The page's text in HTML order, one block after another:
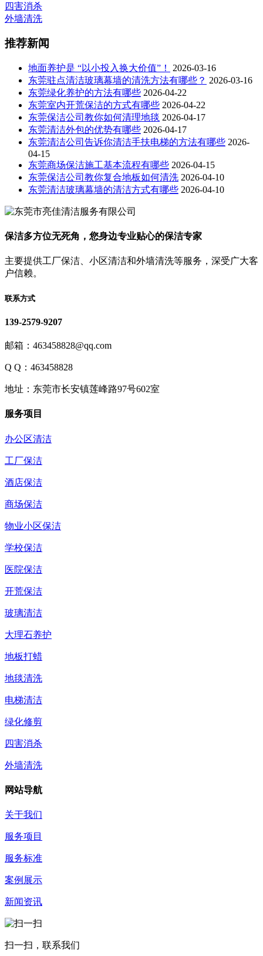
四害消杀
外墙清洗
推荐新闻
地面养护是 “以小投入换大价值”！
2026-03-16
东莞驻点清洁玻璃幕墙的清洗方法有哪些？ 2026-03-16
东莞绿化养护的方法有哪些 2026-04-22
东莞室内开荒保洁的方式有哪些 2026-04-22
东莞保洁公司教你如何清理地毯 2026-04-17
东莞清洁外包的优势有哪些 2026-04-17
东莞清洁公司告诉你清洁手扶电梯的方法有哪些 2026-
04-15
东莞商场保洁施工基本流程有哪些 2026-04-15
东莞保洁公司教你复合地板如何清洗 2026-04-10
东莞清洁玻璃幕墙的清洁方式有哪些 2026-04-10
保洁多方位无死角，您身边专业贴心的保洁专家
主要提供工厂保洁、小区清洁和外墙清洗等服务，深受广大客
户信赖。
联系方式
139-2579-9207
邮箱：463458828@qq.com
Q Q：463458828
地址：东莞市长安镇莲峰路97号602室
服务项目
办公区清洁
工厂保洁
酒店保洁
商场保洁
物业小区保洁
学校保洁
医院保洁
开荒保洁
玻璃清洁
大理石养护
地板打蜡
地毯清洗
电梯清洁
绿化修剪
四害消杀
外墙清洗
网站导航
关于我们
服务项目
服务标准
案例展示
新闻资讯
扫一扫，联系我们